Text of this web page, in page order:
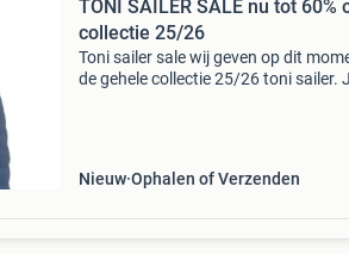
TONI SAILER SALE nu tot 60%
collectie 25/26
Toni sailer sale wij geven op dit
de gehele collectie 25/26 toni sailer.
Nieuw Ophalen of Verzenden